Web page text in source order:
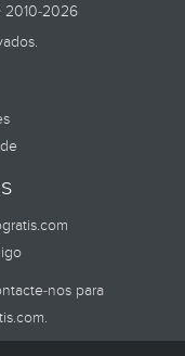
2010-2026
nos para
.